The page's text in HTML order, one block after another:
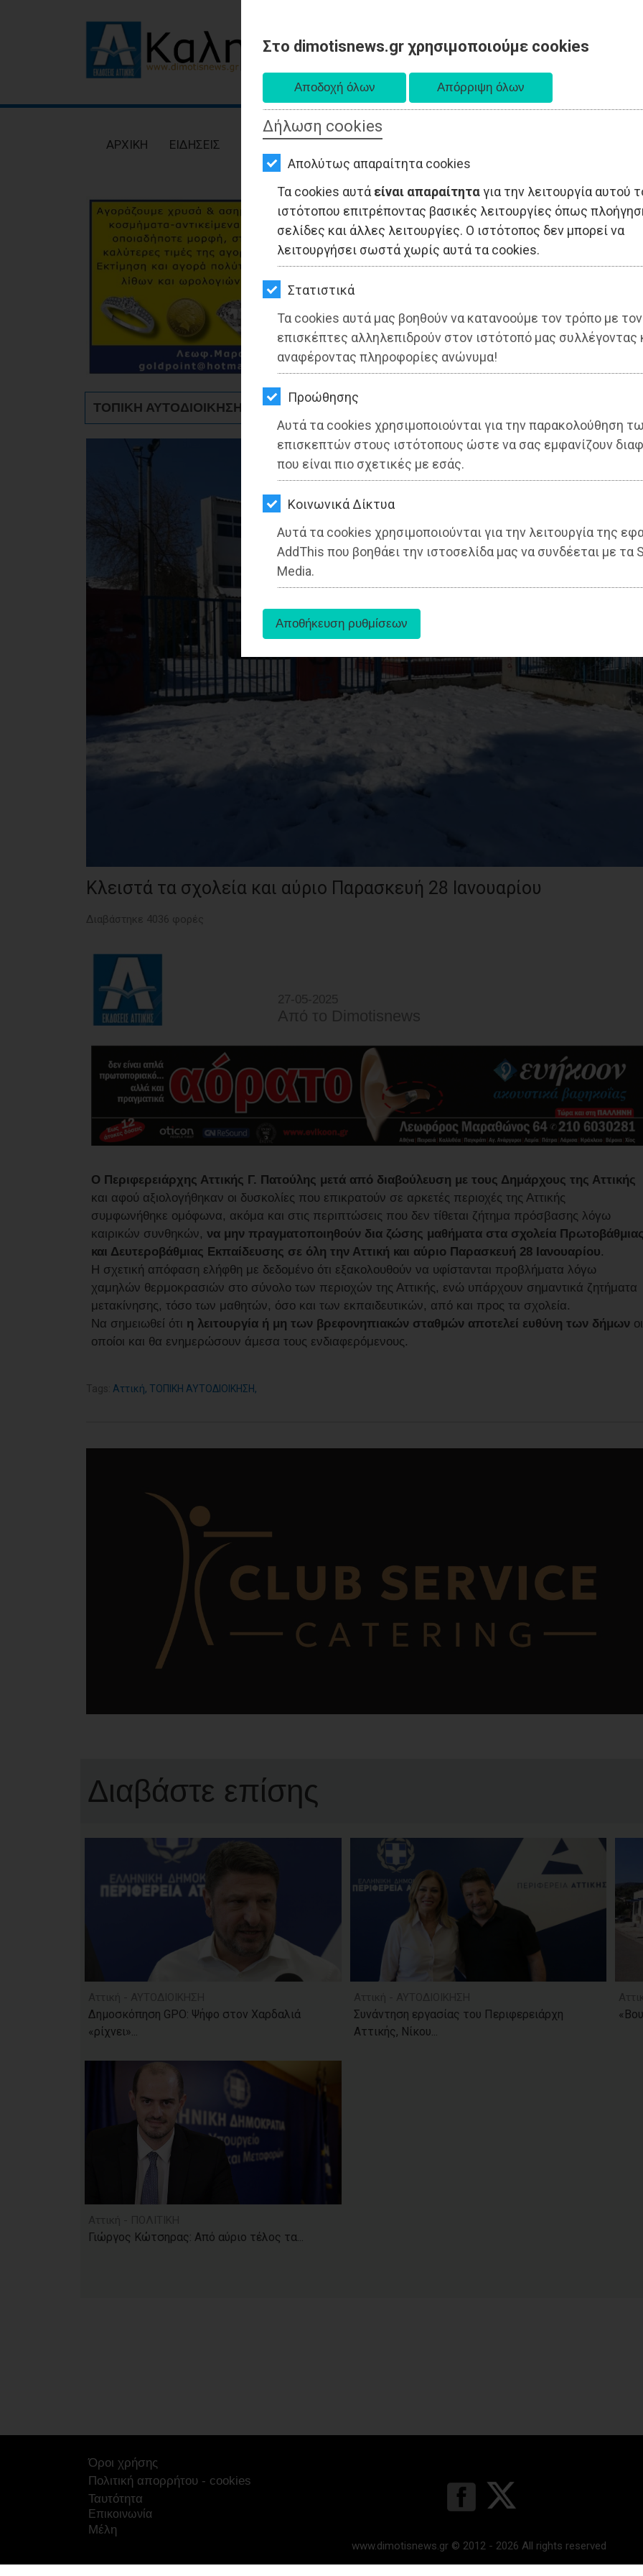
Στο dimotisnews.gr χρησιμοποιούμε cookies
Δήλωση cookies
Απολύτως απαραίτητα cookies
Τα cookies αυτά είναι απαραίτηταγια την λειτουργία αυτού
ιστότοπου επιτρέποντας βασικές λειτουργίες όπως
σελίδες και άλλες λειτουργίες. Ο ιστότοπος δεν μπορεί να
λειτουργήσει σωστά χωρίς αυτά τα cookies.
Στατιστικά
Τα cookies αυτά μας βοηθούν να κατανοούμε τον τρόπο με τον
επισκέπτες αλληλεπιδρούν στον ιστότοπό μας συλλέγοντας
αναφέροντας πληροφορίες ανώνυμα!
Προώθησης
Αυτά τα cookies χρησιμοποιούνται για την παρακολούθηση
επισκεπτών στους ιστότοπους ώστε να σας εμφανίζουν
που είναι πιο σχετικές με εσάς.
Kοινωνικά Δίκτυα
Αυτά τα cookies χρησιμοποιούνται για την λειτουργία της
AddThis που βοηθάει την ιστοσελίδα μας να συνδέεται με τα
Media.
ΕΙΔΗΣΕΙΣ
ΟΙΚΟΝΟΜΙΑ
ΑΘΛΗΤΙΣΜΟΣ
ΠΟΛΙΤΙΣΜΟΣ
LIFESTYLE
ΕΦΗΜΕΡΙΔΕΣ
AΡΧΙΚΗ ΕΙΔΗΣΕΙΣ
ΤΟΠΙΚΗ ΑΥΤΟΔΙΟΙΚΗΣΗ - Αττική
Κλειστά τα σχολεία και αύριο Παρασκευή 28 Ιανουαρίου
Διαβάστηκε 4036 φορές
27-05-2025
Από τo Dimotisnews
Ο Περιφερειάρχης Αττικής Γ. Πατούλης μετά από διαβούλευση με τους Δημάρχους της Αττικής
και αφού αξιολογήθηκαν οι δυσκολίες που επικρατούν σε αρκετές περιοχές της Αττικής
συμφωνήθηκε ομόφωνα, ακόμα και στις περιπτώσεις που δεν τίθεται ζήτημα πρόσβασης λόγω
καιρικών συνθηκών, να μην πραγματοποιηθούν δια ζώσης μαθήματα στα σχολεία
και Δευτεροβάθμιας Εκπαίδευσης σε όλη την Αττική και αύριο Παρασκευή 28 Ιανουαρίου.
Η σχετική απόφαση ελήφθη με δεδομένο ότι εξακολουθούν να υφίστανται προβλήματα λόγω
χαμηλών θερμοκρασιών στο σύνολο των περιοχών της Αττικής, ενώ υπάρχουν σημαντικά ζητήματα
μετακίνησης, τόσο των μαθητών, όσο και των εκπαιδευτικών, από και προς τα σχολεία.
Να σημειωθεί ότι η λειτουργία ή μη των βρεφονηπιακών σταθμών αποτελεί ευθύνη των δήμων οι
οποίοι και θα ενημερώσουν άμεσα τους ενδιαφερόμενους.
Tags: Αττική, ΤΟΠΙΚΗ ΑΥΤΟΔΙΟΙΚΗΣΗ,
Διαβάστε επίσης
Δημοσκόπηση GPO: Ψήφο στον Χαρδαλιά
«ρίχνει»...
Συνάντηση εργασίας του Περιφερειάρχη
Αττικής, Νίκου...
Γιώργος Κώτσηρας: Από αύριο τέλος τα...
Όροι χρήσης
Πολιτική απορρήτου - cookies
Ταυτότητα
Επικοινωνία
Μέλη
www.dimotisnews.gr © 2012 - 2026 All rights reserved